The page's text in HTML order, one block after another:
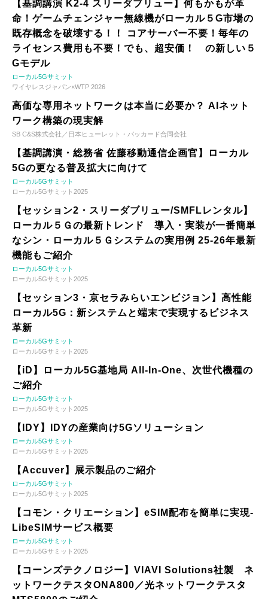
【基調講演 K2-4 スリーダブリュー】何もかもが革
命！ゲームチェンジャー無線機がローカル５G市場の
既存概念を破壊する！！ コアサーバー不要！毎年の
ライセンス費用も不要！でも、超安価！ の新しい５
Gモデル
ローカル5Gサミット
ワイヤレスジャパン×WTP 2026
高価な専用ネットワークは本当に必要か？ AIネット
ワーク構築の現実解
SB C&S株式会社／日本ヒューレット・パッカード合同会社
【基調講演・総務省 佐藤移動通信企画官】ローカル
5Gの更なる普及拡大に向けて
ローカル5Gサミット
ローカル5Gサミット2025
【セッション2・スリーダブリュー/SMFLレンタル】
ローカル５Ｇの最新トレンド 導入・実装が一番簡単
なシン・ローカル５Ｇシステムの実用例 25-26年最新
機能もご紹介
ローカル5Gサミット
ローカル5Gサミット2025
【セッション3・京セラみらいエンビジョン】高性能
ローカル5G：新システムと端末で実現するビジネス
革新
ローカル5Gサミット
ローカル5Gサミット2025
【iD】ローカル5G基地局 All-In-One、次世代機種の
ご紹介
ローカル5Gサミット
ローカル5Gサミット2025
【IDY】IDYの産業向け5Gソリューション
ローカル5Gサミット
ローカル5Gサミット2025
【Accuver】展示製品のご紹介
ローカル5Gサミット
ローカル5Gサミット2025
【コモン・クリエーション】eSIM配布を簡単に実現-
LibeSIMサービス概要
ローカル5Gサミット
ローカル5Gサミット2025
【コーンズテクノロジー】VIAVI Solutions社製 ネ
ットワークテスタONA800／光ネットワークテスタ